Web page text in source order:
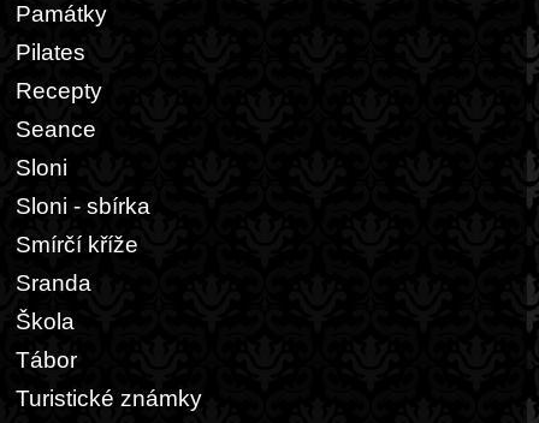
Památky
Pilates
Recepty
Seance
Sloni
Sloni - sbírka
Smírčí kříže
Sranda
Škola
Tábor
Turistické známky